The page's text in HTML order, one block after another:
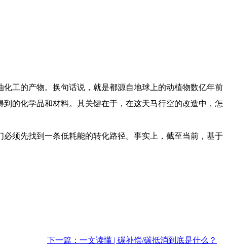
工的产物。换句话说，就是都源自地球上的动植物数亿年前
的化学品和材料。其关键在于，在这天马行空的改造中，怎
须先找到一条低耗能的转化路径。事实上，截至当前，基于
下一篇：一文读懂 | 碳补偿/碳抵消到底是什么？